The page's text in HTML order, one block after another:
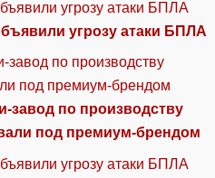
угрозу атаки БПЛА
завод по производству
под премиум-брендом